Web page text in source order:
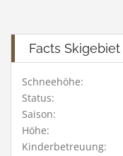
Facts
Schneehöhe:
Status:
Saison:
Höhe:
Kinderbetreuung: